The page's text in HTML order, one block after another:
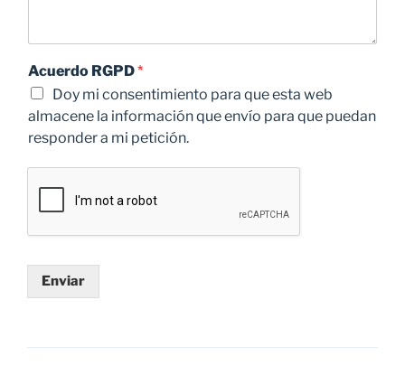
Acuerdo RGPD*
Doy mi consentimiento para que esta web
almacene la información que envío para que puedan
responder a mi petición.
Enviar